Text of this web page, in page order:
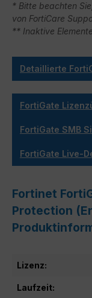
* Bitte beachten
von FortiCare
** Inaktive
Detaillierte
FortiGate
FortiGate SMB
FortiGate Live-
Fortinet
Protection
Lizenz:
Laufzeit: